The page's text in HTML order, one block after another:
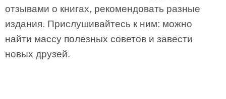
отзывами о книгах, рекомендовать разные
издания. Прислушивайтесь к ним: можно
найти массу полезных советов и завести
новых друзей.